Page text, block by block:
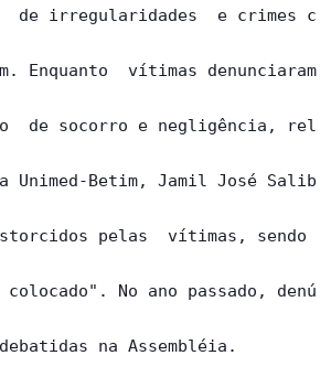
de irregularidades  e crimes
Enquanto  vítimas
de socorro e negligência,
Unimed-Betim, Jamil José
pelas  vítimas, sendo
No ano passado,
na Assembléia.